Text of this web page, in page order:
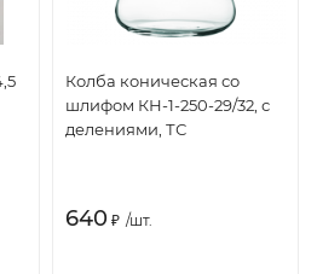
Колба коническая со
шлифом КН-1-250-29/32, с
делениями, ТС
640 ₽ /шт.